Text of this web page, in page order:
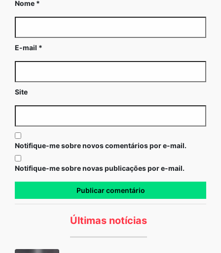
Nome *
E-mail *
Site
Notifique-me sobre novos comentários por e-mail.
Notifique-me sobre novas publicações por e-mail.
Últimas notícias